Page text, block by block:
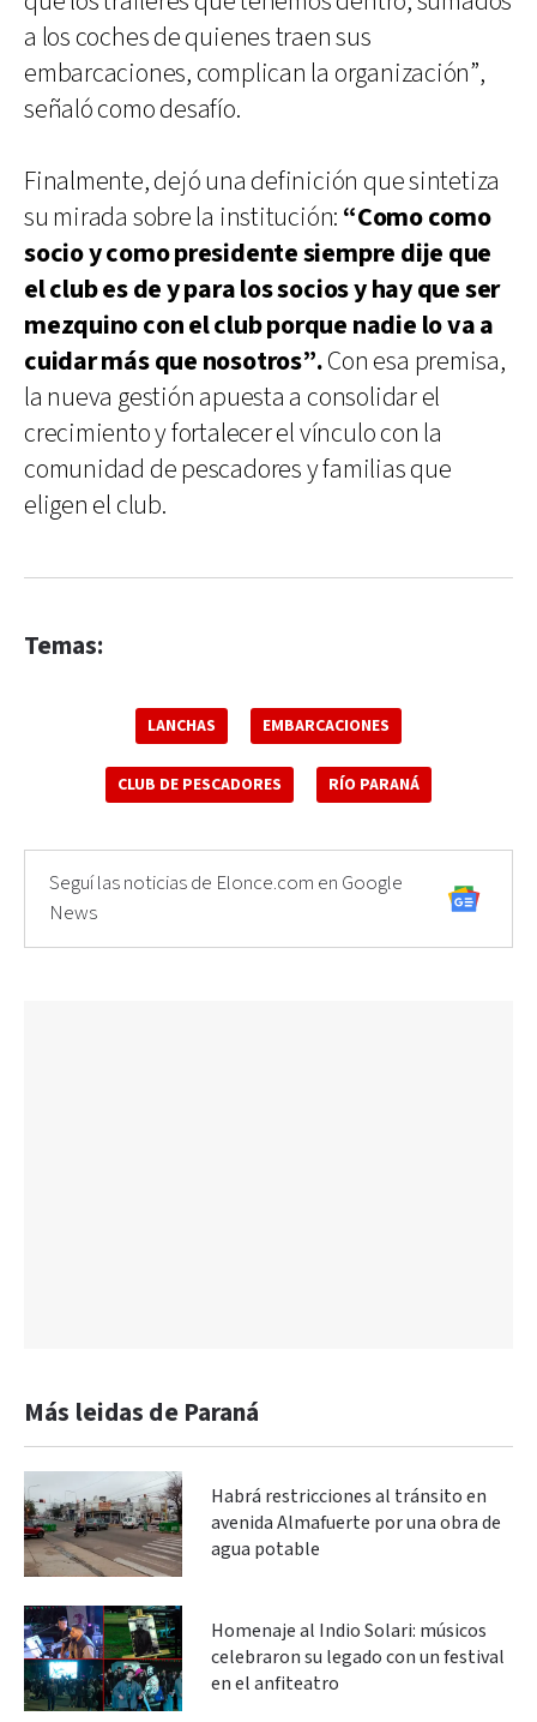
a los coches de quienes traen sus
embarcaciones, complican la organización”,
señaló como desafío.
Finalmente, dejó una definición que sintetiza
su mirada sobre la institución: “Como como
socio y como presidente siempre dije que
el club es de y para los socios y hay que ser
mezquino con el club porque nadie lo va a
cuidar más que nosotros”.Con esa premisa,
la nueva gestión apuesta a consolidar el
crecimiento y fortalecer el vínculo con la
comunidad de pescadores y familias que
eligen el club.
Temas:
LANCHAS EMBARCACIONES
CLUB DE PESCADORES RÍO PARANÁ
Seguí las noticias de Elonce.com en Google
News
Más leidas de Paraná
Habrá restricciones al tránsito en
avenida Almafuerte por una obra de
agua potable
Homenaje al Indio Solari: músicos
celebraron su legado con un festival
en el anfiteatro